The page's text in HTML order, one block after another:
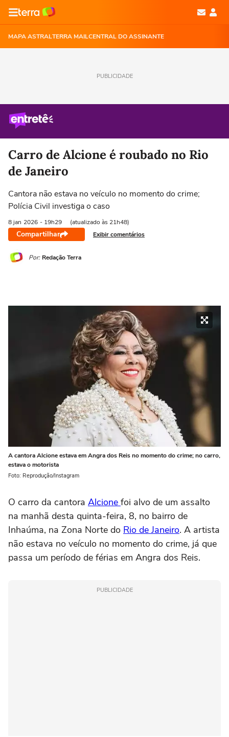
MAPA ASTRALTERRA MAILCENTRAL DO ASSINANTE
PUBLICIDADE
Carro de Alcione é roubado no Rio
de Janeiro
Cantora não estava no veículo no momento do crime;
Polícia Civil investiga o caso
8 jan 2026 - 19h29 (atualizado às 21h48)
Compartilhar Exibir comentários
Por: Redação Terra
A cantora Alcione estava em Angra dos Reis no momento do crime; no carro,
estava o motorista
Foto: Reprodução/Instagram
O carro da cantora Alcione foi alvo de um assalto
na manhã desta quinta-feira, 8, no bairro de
Inhaúma, na Zona Norte do Rio de Janeiro. A artista
não estava no veículo no momento do crime, já que
passa um período de férias em Angra dos Reis.
PUBLICIDADE